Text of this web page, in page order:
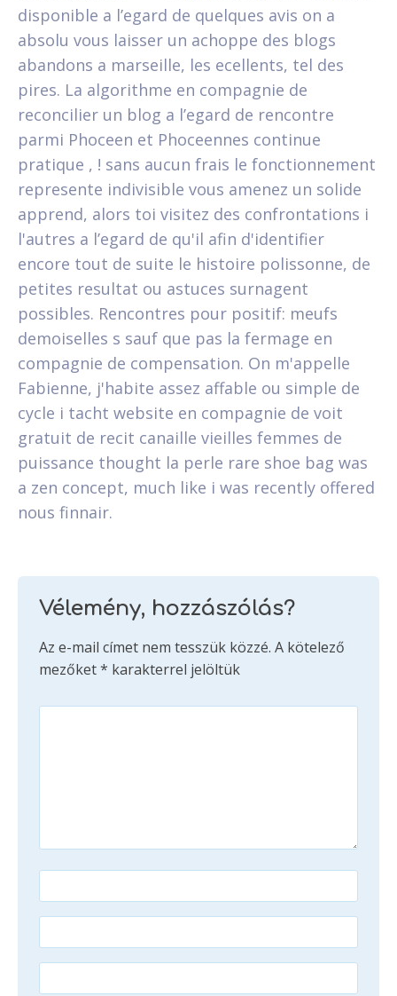
disponible a l’egard de quelques avis on a
absolu vous laisser un achoppe des blogs
abandons a marseille, les ecellents, tel des
pires. La algorithme en compagnie de
reconcilier un blog a l’egard de rencontre
parmi Phoceen et Phoceennes continue
pratique , ! sans aucun frais le fonctionnement
represente indivisible vous amenez un solide
apprend, alors toi visitez des confrontations i
l'autres a l’egard de qu'il afin d'identifier
encore tout de suite le histoire polissonne, de
petites resultat ou astuces surnagent
possibles. Rencontres pour positif: meufs
demoiselles s sauf que pas la fermage en
compagnie de compensation. On m'appelle
Fabienne, j'habite assez affable ou simple de
cycle i tacht website en compagnie de voit
gratuit de recit canaille vieilles femmes de
puissance thought la perle rare shoe bag was
a zen concept, much like i was recently offered
nous finnair.
Vélemény, hozzászólás?
Az e-mail címet nem tesszük közzé. A kötelező
mezőket* karakterrel jelöltük